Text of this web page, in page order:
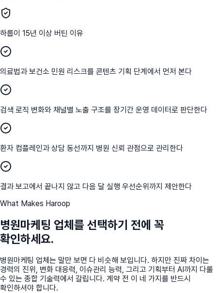
하룹이 15년 이상 버틴 이유
의료법과 보건소 민원 리스크를 콘텐츠 기획 단계에서 먼저 본다
검색 로직 변화와 채널별 노출 구조를 장기간 운영 데이터로 판단한다
환자 컴플레인과 상담 동선까지 병원 신뢰 관점으로 관리한다
결과 보고에서 끝나지 않고 다음 달 실행 우선순위까지 제안한다
What Makes Haroop
병원마케팅 업체를 선택하기 전에 꼭
확인하세요.
병원마케팅 업체는 말만 보면 다 비슷해 보입니다. 하지만 진짜 차이는
경력의 진위, 변화 대응력, 이슈관리 능력, 그리고 기획부터 AI까지 다룰
수 있는 종합 기술력에서 갈립니다. 계약 전 이 네 가지를 반드시
확인하셔야 합니다.